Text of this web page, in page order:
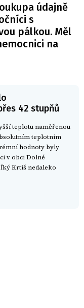
údajně
s
pálkou. Měl
na
42 stupňů
teplotu naměřenou
teplotním
hodnoty byly
v obci Dolné
Krtíš nedaleko